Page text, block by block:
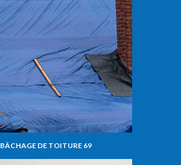
BÂCHAGE DE TOITURE 69